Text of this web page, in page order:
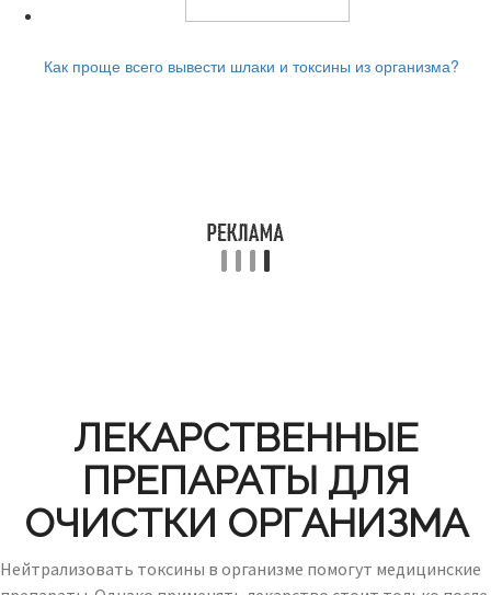
Как проще всего вывести шлаки и токсины из организма?
ЛЕКАРСТВЕННЫЕ
ПРЕПАРАТЫ ДЛЯ
ОЧИСТКИ ОРГАНИЗМА
Нейтрализовать токсины в организме помогут медицинские